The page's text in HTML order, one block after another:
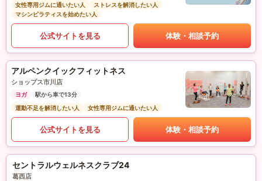
女性専用ジムに通いたい人
ストレスを解消したい人
マシンピラティスを始めたい人
公式サイトを見る 体験・相談予約
アルペンクイックフィットネス
ショップス市川店
ヨガ
駅から車で13分
運動不足を解消したい人
女性専用ジムに通いたい人
公式サイトを見る 体験・相談予約
セントラルウェルネスクラブ24
葛西店